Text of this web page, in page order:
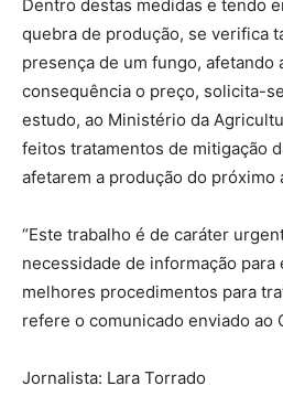
Dentro destas medidas e tendo
quebra de produção, se verifica
presença de um fungo, afetando
consequência o preço, solicita-
estudo, ao Ministério da
feitos tratamentos de mitigação
afetarem a produção do próximo
“Este trabalho é de caráter
necessidade de informação para
melhores procedimentos para
refere o comunicado enviado ao
Jornalista: Lara Torrado